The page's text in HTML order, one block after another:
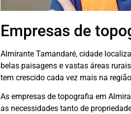
Empresas de
Almirante Tamandaré, cidade
belas paisagens e vastas áreas
tem crescido cada vez mais na
As empresas de topografia em
as necessidades tanto de